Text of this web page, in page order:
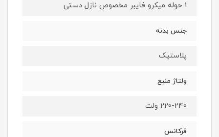
1 حوله میکرو فایبر مخصوص نازل دستی
جنس بدنه
پلاستیک
ولتاژ منبع
220-240 ولت
فرکانس